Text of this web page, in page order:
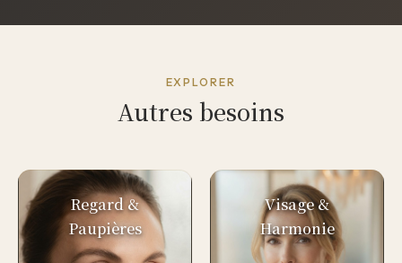
EXPLORER
Autres besoins
Regard &
Paupières
Visage &
Harmonie